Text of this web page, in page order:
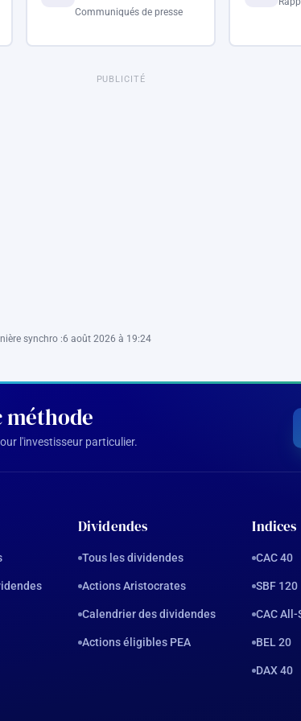
Communiqués de presse
PUBLICITÉ
synchro :6 août 2026 à 19:24
méthode
l'investisseur particulier.
Dividendes
Tous les dividendes
Actions Aristocrates
Calendrier des dividendes
Actions éligibles PEA
Indices
CAC 40
SBF 120
CAC
BEL 20
DAX 40